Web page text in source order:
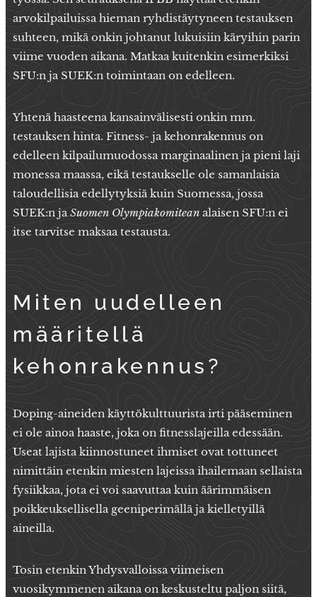
arvokilpailuissa hieman ryhdistäytyneen testauksen
suhteen, mikä onkin johtanut lukuisiin käryihin parin
viime vuoden aikana. Matkaa kuitenkin esimerkiksi
SFU:n ja SUEK:n toimintaan on edelleen.
Yhtenä haasteena kansainvälisesti onkin mm.
testauksen hinta. Fitness- ja kehonrakennus on
edelleen kilpailumuodossa marginaalinen ja pieni laji
monessa maassa, eikä testaukselle ole samanlaisia
taloudellisia edellytyksiä kuin Suomessa, jossa
SUEK:n jaSuomen Olympiakomitean alaisen SFU:n ei
itse tarvitse maksaa testausta.
Miten uudelleen
määritellä
kehonrakennus?
Doping-aineiden käyttökulttuurista irti pääseminen
ei ole ainoa haaste, joka on fitnesslajeilla edessään.
Useat lajista kiinnostuneet ihmiset ovat tottuneet
nimittäin etenkin miesten lajeissa ihailemaan sellaista
fysiikkaa, jota ei voi saavuttaa kuin äärimmäisen
poikkeuksellisella geeniperimällä ja kielletyillä
aineilla.
Tosin etenkin Yhdysvalloissa viimeisen
vuosikymmenen aikana on keskusteltu paljon siitä,